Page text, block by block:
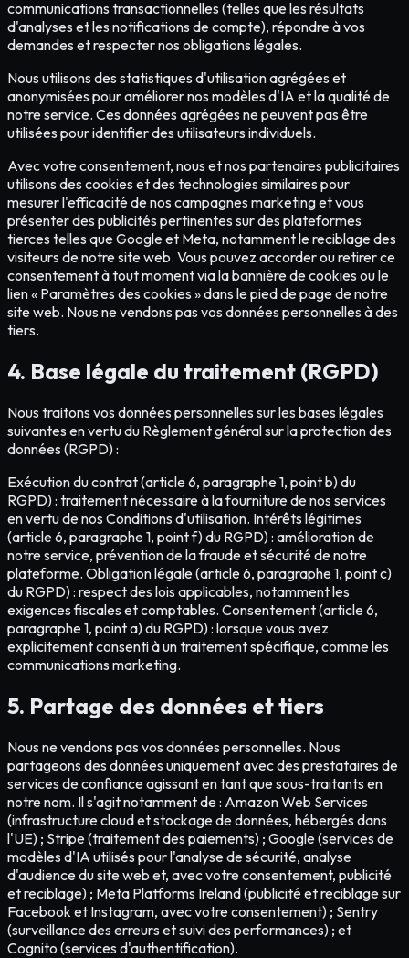
communications transactionnelles (telles que les résultats
d'analyses et les notifications de compte), répondre à vos
demandes et respecter nos obligations légales.
Nous utilisons des statistiques d'utilisation agrégées et
anonymisées pour améliorer nos modèles d'IA et la qualité de
notre service. Ces données agrégées ne peuvent pas être
utilisées pour identifier des utilisateurs individuels.
Avec votre consentement, nous et nos partenaires publicitaires
utilisons des cookies et des technologies similaires pour
mesurer l'efficacité de nos campagnes marketing et vous
présenter des publicités pertinentes sur des plateformes
tierces telles que Google et Meta, notamment le reciblage des
visiteurs de notre site web. Vous pouvez accorder ou retirer ce
consentement à tout moment via la bannière de cookies ou le
lien « Paramètres des cookies » dans le pied de page de notre
site web. Nous ne vendons pas vos données personnelles à des
tiers.
4. Base légale du traitement (RGPD)
Nous traitons vos données personnelles sur les bases légales
suivantes en vertu du Règlement général sur la protection des
données (RGPD) :
Exécution du contrat (article 6, paragraphe 1, point b) du
RGPD) : traitement nécessaire à la fourniture de nos services
en vertu de nos Conditions d'utilisation. Intérêts légitimes
(article 6, paragraphe 1, point f) du RGPD) : amélioration de
notre service, prévention de la fraude et sécurité de notre
plateforme. Obligation légale (article 6, paragraphe 1, point c)
du RGPD) : respect des lois applicables, notamment les
exigences fiscales et comptables. Consentement (article 6,
paragraphe 1, point a) du RGPD) : lorsque vous avez
explicitement consenti à un traitement spécifique, comme les
communications marketing.
5. Partage des données et tiers
Nous ne vendons pas vos données personnelles. Nous
partageons des données uniquement avec des prestataires de
services de confiance agissant en tant que sous-traitants en
notre nom. Il s'agit notamment de : Amazon Web Services
(infrastructure cloud et stockage de données, hébergés dans
l'UE) ; Stripe (traitement des paiements) ; Google (services de
modèles d'IA utilisés pour l'analyse de sécurité, analyse
d'audience du site web et, avec votre consentement, publicité
et reciblage) ; Meta Platforms Ireland (publicité et reciblage sur
Facebook et Instagram, avec votre consentement) ; Sentry
(surveillance des erreurs et suivi des performances) ; et
Cognito (services d'authentification).